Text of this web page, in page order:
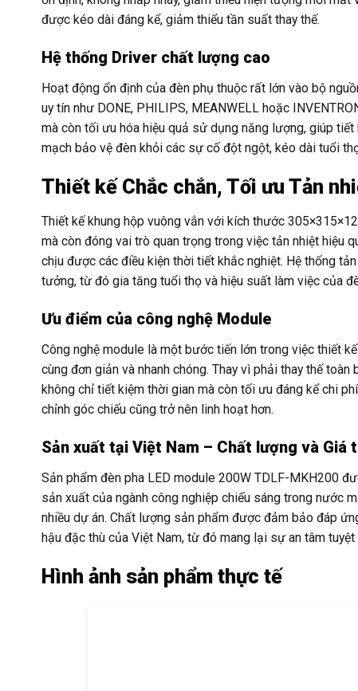
được kéo dài đáng kể, giảm thiểu tần suất thay thế.
Hệ thống Driver chất lượng cao
Hoạt động ổn định của đèn phụ thuộc rất lớn vào bộ
uy tín như DONE, PHILIPS, MEANWELL hoặc
mà còn tối ưu hóa hiệu quả sử dụng năng lượng, giúp
mạch bảo vệ đèn khỏi các sự cố đột ngột, kéo dài tuổi
Thiết kế Chắc chắn, Tối ưu Tản
Thiết kế khung hộp vuông vắn với kích thước
mà còn đóng vai trò quan trọng trong việc tản nhiệt hiệu
chịu được các điều kiện thời tiết khắc nghiệt. Hệ thống
tưởng, từ đó gia tăng tuổi thọ và hiệu suất làm việc của
Ưu điểm của công nghệ Module
Công nghệ module là một bước tiến lớn trong việc thiết
cùng đơn giản và nhanh chóng. Thay vì phải thay thế
không chỉ tiết kiệm thời gian mà còn tối ưu đáng kể chi
chỉnh góc chiếu cũng trở nên linh hoạt hơn.
Sản xuất tại Việt Nam – Chất lượng và Giá
Sản phẩm đèn pha LED module 200W TDLF-MKH200
sản xuất của ngành công nghiệp chiếu sáng trong nước
nhiều dự án. Chất lượng sản phẩm được đảm bảo đáp
hậu đặc thù của Việt Nam, từ đó mang lại sự an tâm
Hình ảnh sản phẩm thực tế